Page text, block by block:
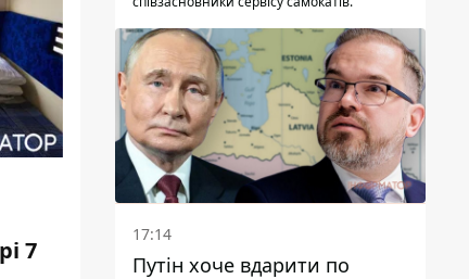
7
17:14
Путін хоче вдарити по